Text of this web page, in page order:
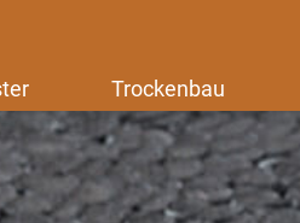
Trockenbau